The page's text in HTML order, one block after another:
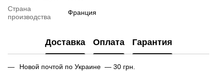
Страна
производства
Франция
Доставка Оплата Гарантия
Новой почтой по Украине — 30 грн.